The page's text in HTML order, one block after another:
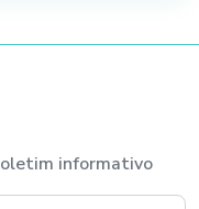
informativo